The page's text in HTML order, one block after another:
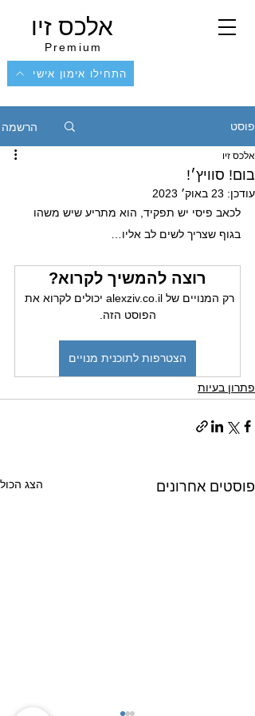
אלכס זיו
Premium
התחילו אימון אישי
פוסט הרשמה
בום! סוויץ׳!
אלכס זיו
עודכן: 23 באוק׳ 2023
לכאב פיסי יש תפקיד, הוא מתריע שיש משהו
בגוף שצריך לשים לב אליו…
רוצה להמשיך לקרוא?
רק המנויים של alexziv.co.il יכולים לקרוא את
הפוסט הזה.
הצטרפות לתוכנית מנויים
פתרון בעיות
פוסטים אחרונים הצג הכול